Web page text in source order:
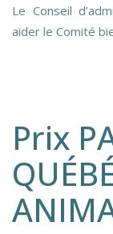
Le Conseil
aider le Comité
Prix